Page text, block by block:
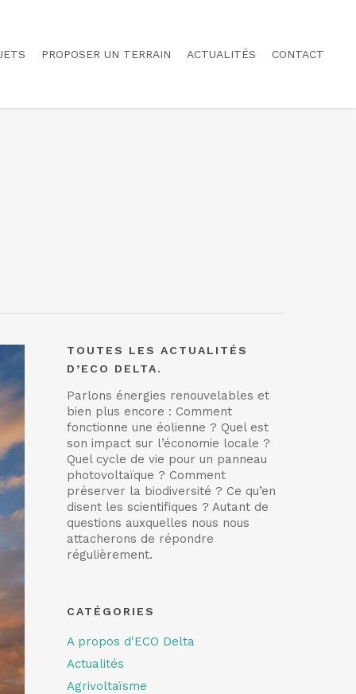
PROPOSER UN TERRAIN ACTUALITÉS CONTACT
TOUTES LES ACTUALITÉS
D’ECO DELTA.
Parlons énergies renouvelables et
bien plus encore : Comment
fonctionne une éolienne ? Quel est
son impact sur l’économie locale ?
Quel cycle de vie pour un panneau
photovoltaïque ? Comment
préserver la biodiversité ? Ce qu’en
disent les scientifiques ? Autant de
questions auxquelles nous nous
attacherons de répondre
régulièrement.
CATÉGORIES
A propos d'ECO Delta
Actualités
Agrivoltaïsme